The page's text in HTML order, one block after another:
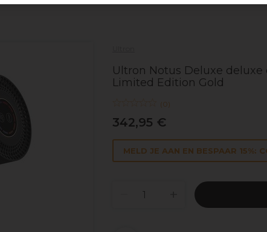
Ultron Notus Deluxe
Limited Edition Gold
(0)
342,95 €
MELD JE AAN EN BESPAAR 15%: